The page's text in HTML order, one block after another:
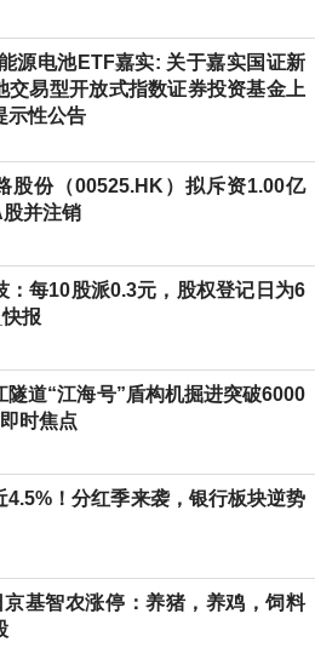
源电池ETF嘉实: 关于嘉实国证新
交易型开放式指数证券投资基金上
示性公告
股份（00525.HK）拟斥资1.00亿
并注销
：每10股派0.3元，股权登记日为6
报
隧道“江海号”盾构机掘进突破6000
时焦点
4.5%！分红季来袭，银行板块逆势
基智农涨停：养猪，养鸡，饲料